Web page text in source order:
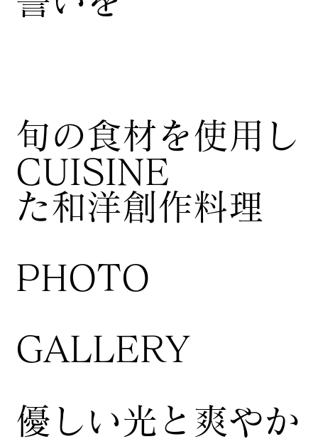
CUISINE
​旬の食材を使用し
た和洋創作料理
​PHOTO
GALLERY
​優しい光と爽やか